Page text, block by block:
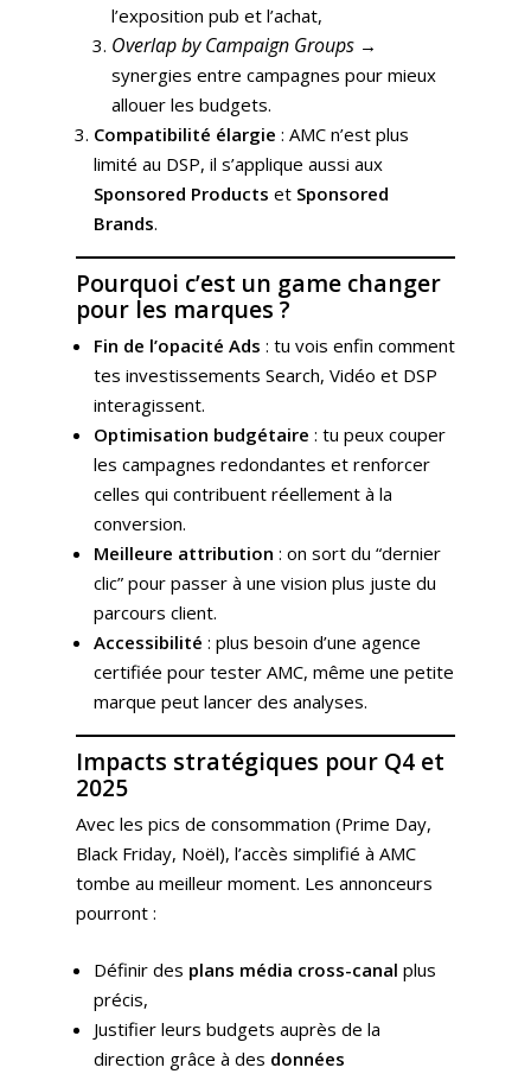
l’exposition pub et l’achat,
Overlap by Campaign Groups →
synergies entre campagnes pour mieux
allouer les budgets.
Compatibilité élargie : AMC n’est plus
limité au DSP, il s’applique aussi aux
Sponsored Products et Sponsored
Brands.
Pourquoi c’est un game changer
pour les marques ?
Fin de l’opacité Ads : tu vois enfin comment
tes investissements Search, Vidéo et DSP
interagissent.
Optimisation budgétaire : tu peux couper
les campagnes redondantes et renforcer
celles qui contribuent réellement à la
conversion.
Meilleure attribution : on sort du “dernier
clic” pour passer à une vision plus juste du
parcours client.
Accessibilité : plus besoin d’une agence
certifiée pour tester AMC, même une petite
marque peut lancer des analyses.
Impacts stratégiques pour Q4 et
2025
Avec les pics de consommation (Prime Day,
Black Friday, Noël), l’accès simplifié à AMC
tombe au meilleur moment. Les annonceurs
pourront :
Définir des plans média cross-canal plus
précis,
Justifier leurs budgets auprès de la
direction grâce à des données